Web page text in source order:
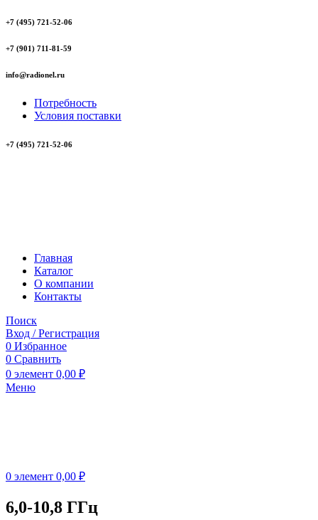
+7 (495) 721-52-06
+7 (901) 711-81-59
info@radionel.ru
Потребность
Условия поставки
+7 (495) 721-52-06
Главная
Каталог
О компании
Контакты
Поиск
Вход / Регистрация
0 Избранное
0 Сравнить
0 элемент 0,00 ₽
Меню
0 элемент 0,00 ₽
6,0-10,8 ГГц